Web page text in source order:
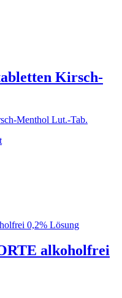
Kirsch-
alkoholfrei